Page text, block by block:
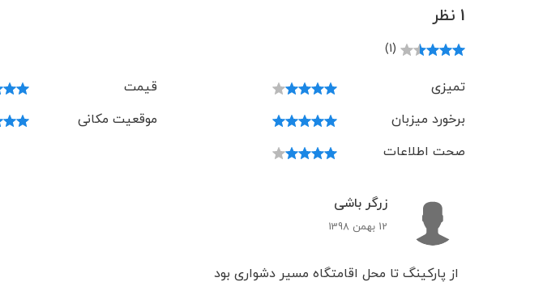
1 نظر
(1)
تمیزی
برخورد میزبان
صحت اطلاعات
قیمت
موقعیت مکانی
زرگر باشی
12 بهمن 1398
از پارکینگ تا محل اقامتگاه مسیر دشواری بود